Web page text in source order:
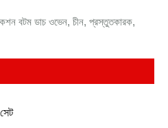
বটম ডাচ ওভেন, চীন, প্রস্তুতকারক,